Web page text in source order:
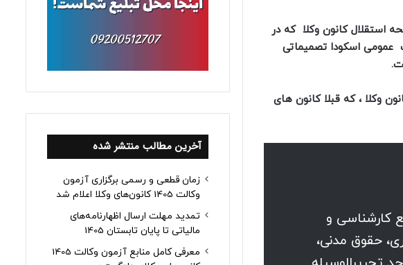
آیین نامه اجرایی لایحه استقلال کانون وکلا که در
عمومی اسکودا تصمیماتی
استقلال کانون وکلا ، که قبلا کانون های
کارشناسی و
حقوق مدنی،
آخرین مطالب منتشر شده
زمان قطعی و رسمی برگزاری آزمون
وکالت 1405 کانون‌های وکلا اعلام شد
تمدید مهلت ارسال اظهارنامه‌های
مالیاتی تا پایان تابستان 1405
معرفی کامل منابع آزمون وکالت 1405